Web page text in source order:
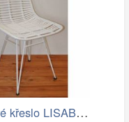
Ratanové křeslo LISABON - bílé